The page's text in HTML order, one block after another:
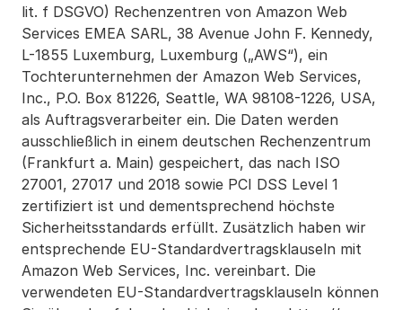
lit. f DSGVO) Rechenzentren von Amazon Web
Services EMEA SARL, 38 Avenue John F. Kennedy,
L-1855 Luxemburg, Luxemburg („AWS“), ein
Tochterunternehmen der Amazon Web Services,
Inc., P.O. Box 81226, Seattle, WA 98108-1226, USA,
als Auftragsverarbeiter ein. Die Daten werden
ausschließlich in einem deutschen Rechenzentrum
(Frankfurt a. Main) gespeichert, das nach ISO
27001, 27017 und 2018 sowie PCI DSS Level 1
zertifiziert ist und dementsprechend höchste
Sicherheitsstandards erfüllt. Zusätzlich haben wir
entsprechende EU-Standardvertragsklauseln mit
Amazon Web Services, Inc. vereinbart. Die
verwendeten EU-Standardvertragsklauseln können